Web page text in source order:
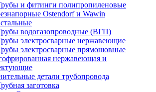
и фитинги полипропиленовые
Ostendorf и Wawin
водогазопроводные (ВГП)
электросварные нержавеющие
электросварные прямошовные
нержавеющая и
детали трубопровода
заготовка